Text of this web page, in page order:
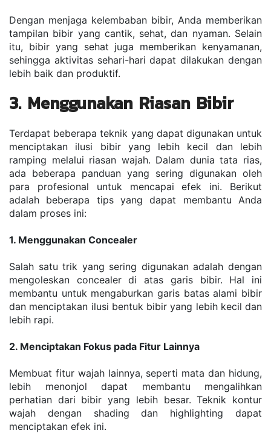
Dengan menjaga kelembaban bibir, Anda memberikan
tampilan bibir yang cantik, sehat, dan nyaman. Selain
itu, bibir yang sehat juga memberikan kenyamanan,
sehingga aktivitas sehari-hari dapat dilakukan dengan
lebih baik dan produktif.
3. Menggunakan Riasan Bibir
Terdapat beberapa teknik yang dapat digunakan untuk
menciptakan ilusi bibir yang lebih kecil dan lebih
ramping melalui riasan wajah. Dalam dunia tata rias,
ada beberapa panduan yang sering digunakan oleh
para profesional untuk mencapai efek ini. Berikut
adalah beberapa tips yang dapat membantu Anda
dalam proses ini:
1. Menggunakan Concealer
Salah satu trik yang sering digunakan adalah dengan
mengoleskan concealer di atas garis bibir. Hal ini
membantu untuk mengaburkan garis batas alami bibir
dan menciptakan ilusi bentuk bibir yang lebih kecil dan
lebih rapi.
2. Menciptakan Fokus pada Fitur Lainnya
Membuat fitur wajah lainnya, seperti mata dan hidung,
lebih menonjol dapat membantu mengalihkan
perhatian dari bibir yang lebih besar. Teknik kontur
wajah dengan shading dan highlighting dapat
menciptakan efek ini.